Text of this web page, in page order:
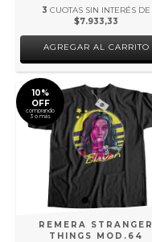
3 CUOTAS SIN INTERÉS DE
$7.933,33
AGREGAR AL CARRITO
10%
OFF
comprando
3 o más
REMERA STRANGER
THINGS MOD.64